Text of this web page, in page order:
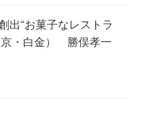
出“お菓子なレストラ
・白金） 勝俣孝一